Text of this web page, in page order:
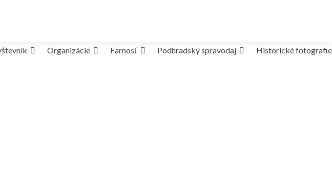
Organizácie Farnosť Podhradský spravodaj Historické fotografie